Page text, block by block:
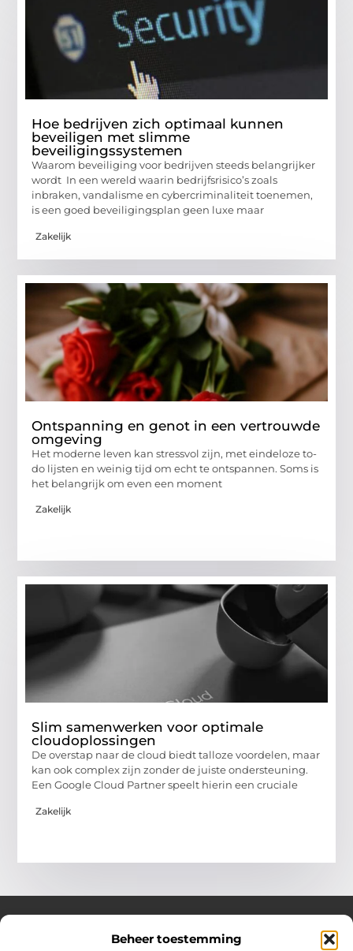
Beheer toestemming
Hoe bedrijven zich optimaal kunnen
beveiligen met slimme
beveiligingssystemen
Waarom beveiliging voor bedrijven steeds belangrijker
wordt In een wereld waarin bedrijfsrisico’s zoals
inbraken, vandalisme en cybercriminaliteit toenemen,
is een goed beveiligingsplan geen luxe maar
Zakelijk
Ontspanning en genot in een vertrouwde
omgeving
Het moderne leven kan stressvol zijn, met eindeloze to-
do lijsten en weinig tijd om echt te ontspannen. Soms is
het belangrijk om even een moment
Zakelijk
Slim samenwerken voor optimale
cloudoplossingen
De overstap naar de cloud biedt talloze voordelen, maar
kan ook complex zijn zonder de juiste ondersteuning.
Een Google Cloud Partner speelt hierin een cruciale
Zakelijk